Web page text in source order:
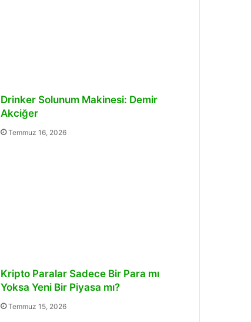
Drinker Solunum Makinesi: Demir
Akciğer
Temmuz 16, 2026
Kripto Paralar Sadece Bir Para mı
Yoksa Yeni Bir Piyasa mı?
Temmuz 15, 2026